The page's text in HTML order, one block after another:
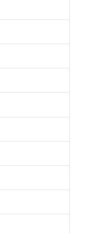
ultime
alla